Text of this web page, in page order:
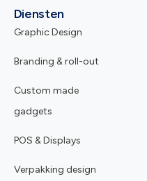
Diensten
Graphic Design
Branding & roll-out
Custom made
gadgets
POS & Displays
Verpakking design